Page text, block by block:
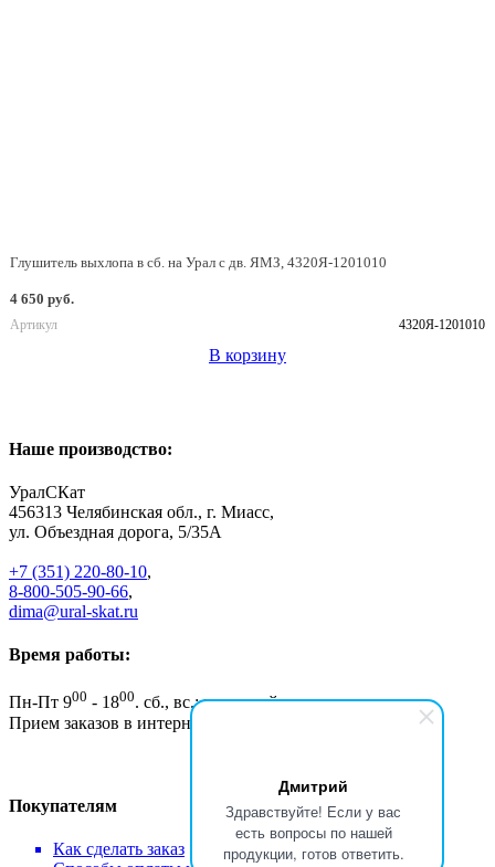
Дмитрий
Здравствуйте! Если у вас
есть вопросы по нашей
продукции, готов ответить.
Глушитель выхлопа в сб. на Урал с дв. ЯМЗ, 4320Я-1201010
4 650 руб.
Артикул 4320Я-1201010
В корзину
Наше производство:
УралСКат
456313 Челябинская обл., г. Миасс,
ул. Объездная дорога, 5/35А
+7 (351) 220-80-10,
8-800-505-90-66,
dima@ural-skat.ru
Время работы:
Пн-Пт 900 - 1800. сб., вс.: выходной
Прием заказов в интернет магазине - круглосуточно
Покупателям
Как сделать заказ